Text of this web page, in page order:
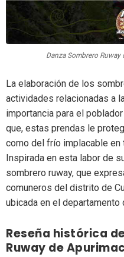
Danza Sombrero
La elaboración de los
actividades relacionadas a
importancia para el
que, estas prendas le
como del frío implacable en
Inspirada en esta labor de
sombrero ruway, que
comuneros del distrito de
ubicada en el departamento
Reseña histórica
Ruway de